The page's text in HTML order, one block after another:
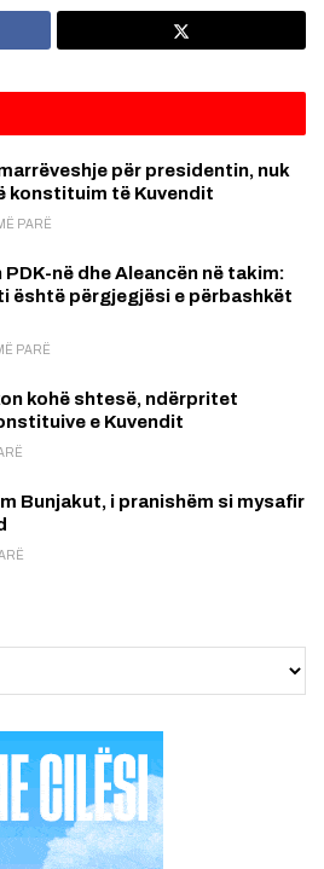
për presidentin, nuk
konstituim të Kuvendit
PARË
në dhe Aleancën në takim:
është përgjegjësi e përbashkët
PARË
kohë shtesë, ndërpritet
e Kuvendit
Bunjakut, i pranishëm si mysafir